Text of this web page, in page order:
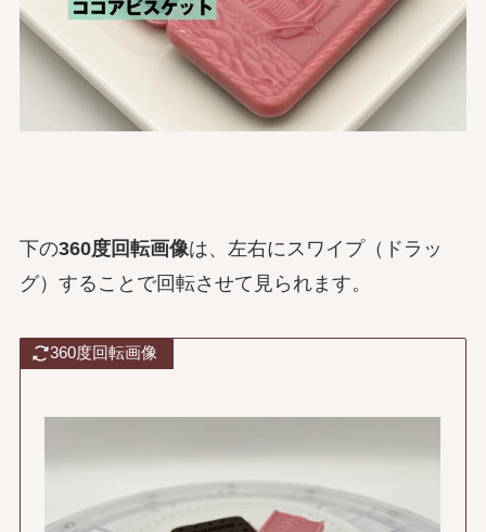
下の360度回転画像は、左右にスワイプ（ドラッ
グ）することで回転させて見られます。
360度回転画像